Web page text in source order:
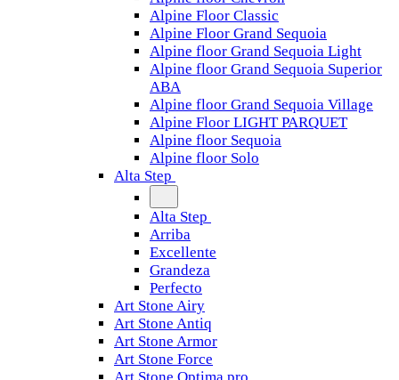
Alpine Floor Classic
Alpine Floor Grand Sequoia
Alpine floor Grand Sequoia Light
Alpine floor Grand Sequoia Superior
ABA
Alpine floor Grand Sequoia Village
Alpine Floor LIGHT PARQUET
Alpine floor Sequoia
Alpine floor Solo
Alta Step
Alta Step
Arriba
Excellente
Grandeza
Perfecto
Art Stone Airy
Art Stone Antiq
Art Stone Armor
Art Stone Force